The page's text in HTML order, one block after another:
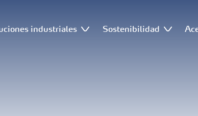
industriales Sostenibilidad